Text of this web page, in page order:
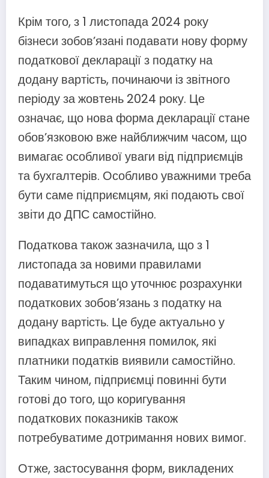
Крім того, з 1 листопада 2024 року
бізнеси зобов’язані подавати нову форму
податкової декларації з податку на
додану вартість, починаючи із звітного
періоду за жовтень 2024 року. Це
означає, що нова форма декларації стане
обов’язковою вже найближчим часом, що
вимагає особливої уваги від підприємців
та бухгалтерів. Особливо уважними треба
бути саме підприємцям, які подають свої
звіти до ДПС самостійно.
Податкова також зазначила, що з 1
листопада за новими правилами
подаватимуться що уточнює розрахунки
податкових зобов’язань з податку на
додану вартість. Це буде актуально у
випадках виправлення помилок, які
платники податків виявили самостійно.
Таким чином, підприємці повинні бути
готові до того, що коригування
податкових показників також
потребуватиме дотримання нових вимог.
Отже, застосування форм, викладених